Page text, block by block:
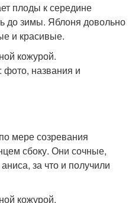
плоды к середине
до зимы. Яблоня довольно
и красивые.
мере созревания
сбоку. Они сочные,
за что и получили